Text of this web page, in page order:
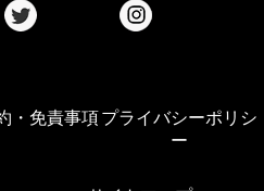
・免責事項プライバシーポリシ
ー